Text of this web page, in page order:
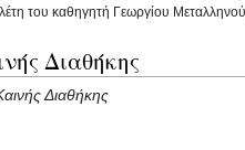
του καθηγητή Γεωργίου Μεταλληνού,
Διαθήκης‎
Διαθήκης